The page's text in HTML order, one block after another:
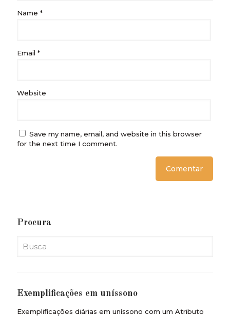
Name *
Email *
Website
Save my name, email, and website in this browser
for the next time I comment.
Procura
Exemplificações em uníssono
Exemplificações diárias em uníssono com um Atributo